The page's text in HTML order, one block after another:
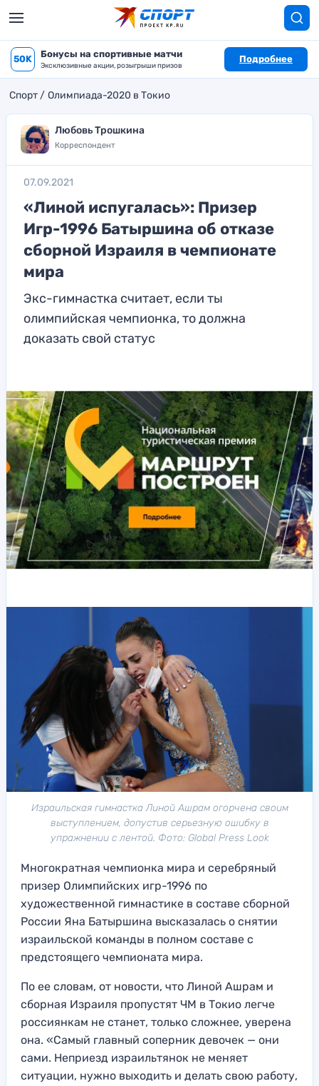
50K Бонусы на спортивные матчи
Эксклюзивные акции, розыгрыши призов
Подробнее
Спорт Олимпиада-2020 в Токио
Любовь Трошкина
Корреспондент
07.09.2021
«Линой испугалась»: Призер
Игр-1996 Батыршина об отказе
сборной Израиля в чемпионате
мира
Экс-гимнастка считает, если ты
олимпийская чемпионка, то должна
доказать свой статус
Израильская гимнастка Линой Ашрам огорчена своим
выступлением, допустив серьезную ошибку в
упражнении с лентой. Фото: Global Press Look
Многократная чемпионка мира и серебряный
призер Олимпийских игр-1996 по
художественной гимнастике в составе сборной
России Яна Батыршина высказалась о снятии
израильской команды в полном составе с
предстоящего чемпионата мира.
По ее словам, от новости, что Линой Ашрам и
сборная Израиля пропустят ЧМ в Токио легче
россиянкам не станет, только сложнее, уверена
она. «Самый главный соперник девочек — они
сами. Неприезд израильтянок не меняет
ситуации, нужно выходить и делать свою работу,